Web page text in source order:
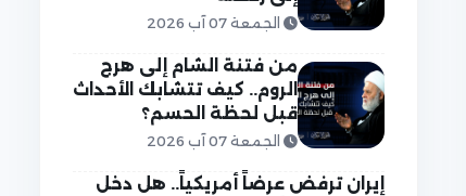
الجمعة 07 آب 2026
من فتنة الشام إلى هرج
الروم.. كيف تتشابك الأحداث
قبل لحظة الحسم؟
الجمعة 07 آب 2026
إيران ترفض عرضاً أمريكياً.. هل دخل